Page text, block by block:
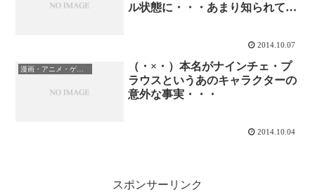
ル状態に・・・あまり知られてい
2014.10.07
漫画・アニメ・ゲーム
（・×・）本名がナインチェ・プ
ラウスというあのキャラクターの
意外な事実・・・
2014.10.04
スポンサーリンク